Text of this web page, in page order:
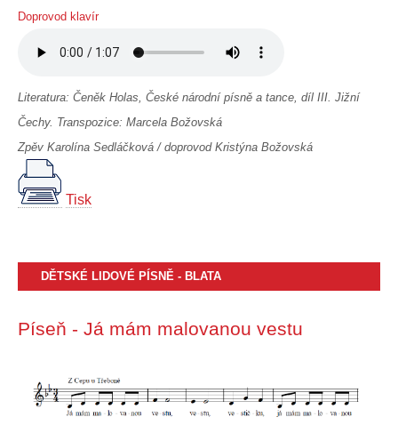
Doprovod klavír
Literatura: Čeněk Holas, České národní písně a tance, díl III. Jižní
Čechy. Transpozice: Marcela Božovská
Zpěv Karolína Sedláčková / doprovod Kristýna Božovská
Tisk
DĚTSKÉ LIDOVÉ PÍSNĚ - BLATA
Píseň - Já mám malovanou vestu